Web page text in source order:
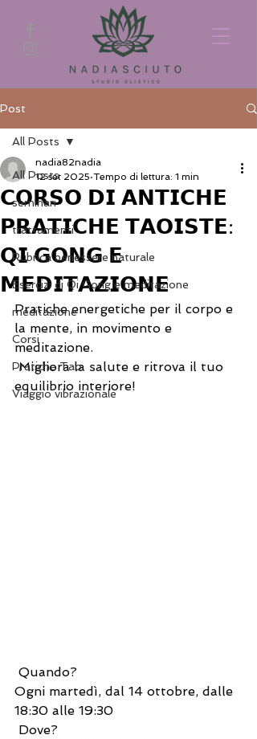
Post
All Posts
seminari
trattamenti
Rubrica benessere naturale
Esercizi di Qi Gong e meditazione
meditazione
Corsi
Pratiche Tao
Viaggio vibrazionale
All Posts
𝗖𝗢𝗥𝗦𝗢 𝗗𝗜 𝗔𝗡𝗧𝗜𝗖𝗛𝗘
𝗣𝗥𝗔𝗧𝗜𝗖𝗛𝗘 𝗧𝗔𝗢𝗜𝗦𝗧𝗘:
𝗤𝗜 𝗚𝗢𝗡𝗚 𝗘
𝗠𝗘𝗗𝗜𝗧𝗔𝗭𝗜𝗢𝗡𝗘
nadia82nadia
12 set 2025 Tempo di lettura: 1 min
Pratiche energetiche per il corpo e
la mente, in movimento e
meditazione.
Migliora la salute e ritrova il tuo
equilibrio interiore!
Quando?
Ogni martedì, dal 14 ottobre, dalle
18:30 alle 19:30
Dove?